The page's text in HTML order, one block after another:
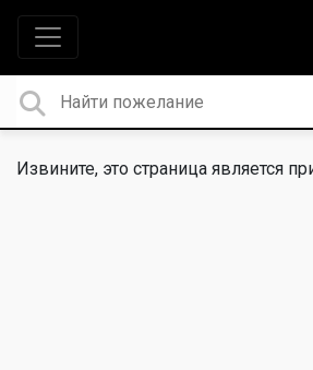
Извините, это страница является